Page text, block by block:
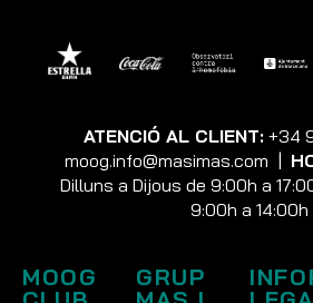
ATENCIÓ AL CLIENT: +34
moog.info@masimas.com
Dilluns a Dijous de 9:00h a
9:00h a 14:00h
MOOG
GRUP